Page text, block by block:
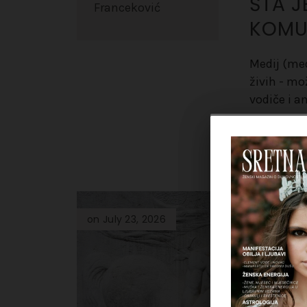
Franceković
Medij
živih -
vodiče i
on July 23, 2026